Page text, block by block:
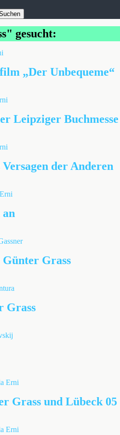
gesucht:
„Der Unbequeme“
Leipziger Buchmesse
der Anderen
Grass
Grass
Erni
Grass und Lübeck 05
Erni